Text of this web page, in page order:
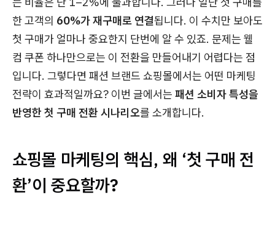
한 고객의 60%가 재구매로 연결됩니다. 이 수치만 보아도
첫 구매가 얼마나 중요한지 단번에 알 수 있죠. 문제는 웰
컴 쿠폰 하나만으로는 이 전환을 만들어내기 어렵다는 점
입니다. 그렇다면 패션 브랜드 쇼핑몰에서는 어떤 마케팅
전략이 효과적일까요? 이번 글에서는 패션 소비자 특성을
반영한 첫 구매 전환 시나리오를 소개합니다.
쇼핑몰 마케팅의 핵심, 왜 ‘첫 구매 전
환’이 중요할까?